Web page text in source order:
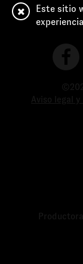
Aviso legal
Este sitio